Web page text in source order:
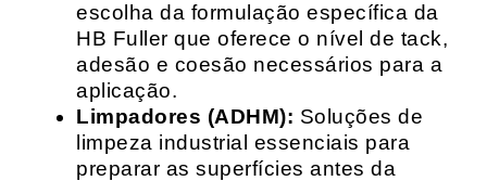
escolha da formulação específica da
HB Fuller que oferece o nível de tack,
adesão e coesão necessários para a
aplicação.
Limpadores (ADHM): Soluções de
limpeza industrial essenciais para
preparar as superfícies antes da